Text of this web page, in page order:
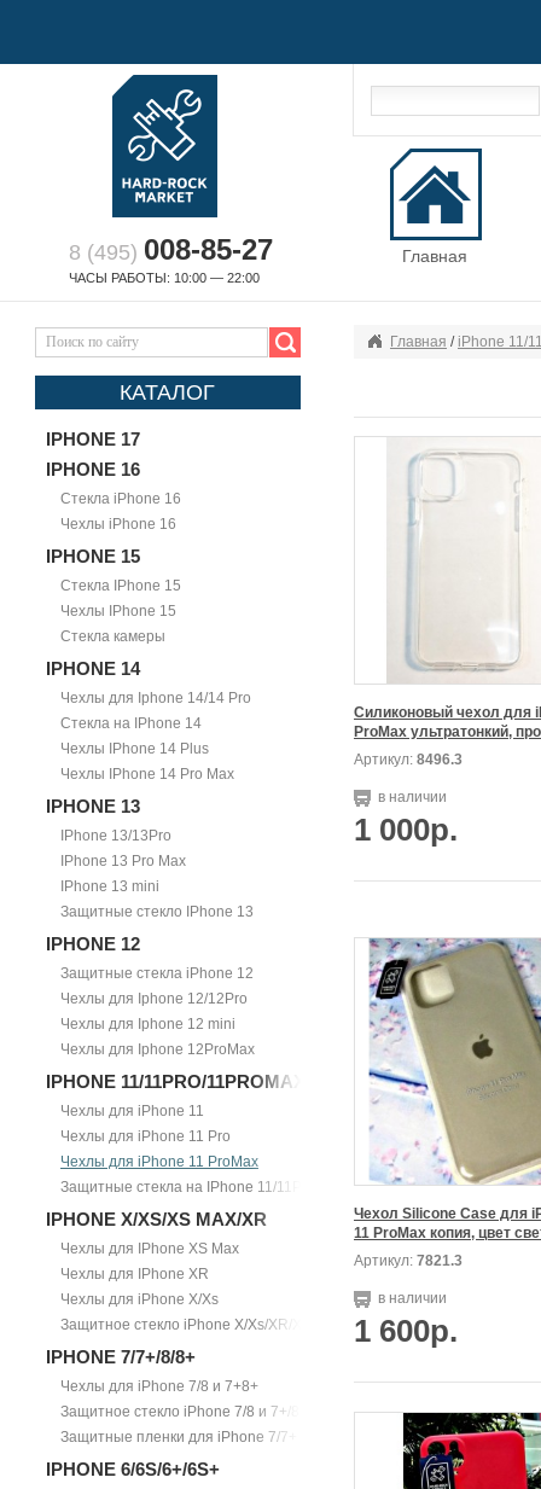
8 (495) 008-85-27
ЧАСЫ РАБОТЫ: 10:00 — 22:00
Главная
КАТАЛОГ
IPHONE 17
IPHONE 16
Стекла iPhone 16
Чехлы iPhone 16
IPHONE 15
Стекла IPhone 15
Чехлы IPhone 15
Стекла камеры
IPHONE 14
Чехлы для Iphone 14/14 Pro
Стекла на IPhone 14
Чехлы IPhone 14 Plus
Чехлы IPhone 14 Pro Max
IPHONE 13
IPhone 13/13Pro
IPhone 13 Pro Max
IPhone 13 mini
Защитные стекло IPhone 13
IPHONE 12
Защитные стекла iPhone 12
Чехлы для Iphone 12/12Pro
Чехлы для Iphone 12 mini
Чехлы для Iphone 12ProMax
IPHONE 11/11PRO/11PROMAX
Чехлы для iPhone 11
Чехлы для iPhone 11 Pro
Чехлы для iPhone 11 ProMax
Защитные стекла на IPhone 11/11Pro/11ProMax
IPHONE X/XS/XS MAX/XR
Чехлы для IPhone XS Max
Чехлы для IPhone XR
Чехлы для iPhone X/Xs
Защитное стекло iPhone X/Xs/XR/Xs Max
IPHONE 7/7+/8/8+
Чехлы для iPhone 7/8 и 7+8+
Защитное стекло iPhone 7/8 и 7+/8+
Защитные пленки для iPhone 7/7+
IPHONE 6/6S/6+/6S+
Главная / iPhone 11/
Силиконовый чехол для
Артикул: 8496.3
в наличии
1 000р.
Чехол Silicone Case для
Артикул: 7821.3
в наличии
1 600р.